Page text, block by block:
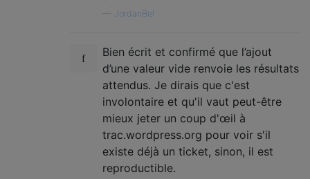
JordanBel
Bien écrit et confirmé que l’ajout
d’une valeur vide renvoie les résultats
attendus. Je dirais que c'est
involontaire et qu'il vaut peut-être
mieux jeter un coup d'œil à
trac.wordpress.org pour voir s'il
existe déjà un ticket, sinon, il est
reproductible.